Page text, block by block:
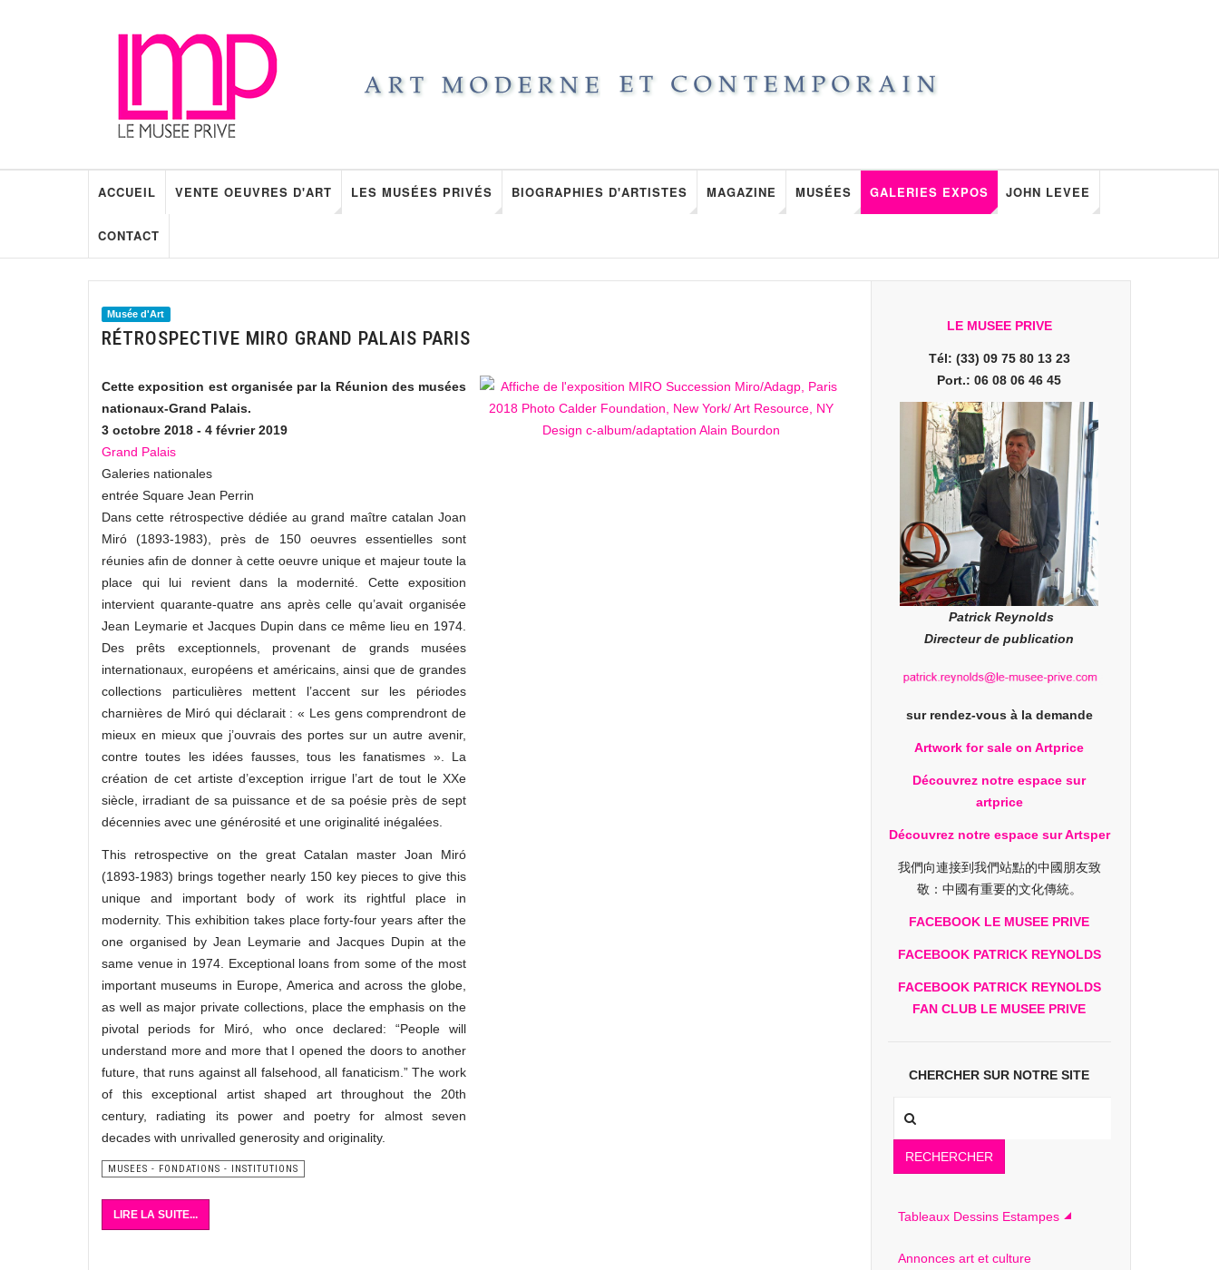
ACCUEIL VENTE OEUVRES D'ART LES MUSÉES PRIVÉS BIOGRAPHIES D'ARTISTES MAGAZINE MUSÉES GALERIES EXPOS JOHN LEVEE
CONTACT
Musée d'Art
RÉTROSPECTIVE MIRO GRAND PALAIS PARIS
Cette exposition est organisée par la Réunion des musées
nationaux-Grand Palais.
3 octobre 2018 - 4 février 2019
Grand Palais
Galeries nationales
entrée Square Jean Perrin
Dans cette rétrospective dédiée au grand maître catalan Joan
Miró (1893-1983), près de 150 oeuvres essentielles sont
réunies afin de donner à cette oeuvre unique et majeur toute la
place qui lui revient dans la modernité. Cette exposition
intervient quarante-quatre ans après celle qu’avait organisée
Jean Leymarie et Jacques Dupin dans ce même lieu en 1974.
Des prêts exceptionnels, provenant de grands musées
internationaux, européens et américains, ainsi que de grandes
collections particulières mettent l’accent sur les périodes
charnières de Miró qui déclarait : « Les gens comprendront de
mieux en mieux que j’ouvrais des portes sur un autre avenir,
contre toutes les idées fausses, tous les fanatismes ». La
création de cet artiste d’exception irrigue l’art de tout le XXe
siècle, irradiant de sa puissance et de sa poésie près de sept
décennies avec une générosité et une originalité inégalées.
This retrospective on the great Catalan master Joan Miró
(1893-1983) brings together nearly 150 key pieces to give this
unique and important body of work its rightful place in
modernity. This exhibition takes place forty-four years after the
one organised by Jean Leymarie and Jacques Dupin at the
same venue in 1974. Exceptional loans from some of the most
important museums in Europe, America and across the globe,
as well as major private collections, place the emphasis on the
pivotal periods for Miró, who once declared: “People will
understand more and more that I opened the doors to another
future, that runs against all falsehood, all fanaticism.” The work
of this exceptional artist shaped art throughout the 20th
century, radiating its power and poetry for almost seven
decades with unrivalled generosity and originality.
MUSEES - FONDATIONS - INSTITUTIONS
LIRE LA SUITE...
LE MUSEE PRIVE
Tél: (33) 09 75 80 13 23
Port.: 06 08 06 46 45
Patrick Reynolds
Directeur de publication
sur rendez-vous à la demande
Artwork for sale on Artprice
Découvrez notre espace sur
artprice
Découvrez notre espace sur Artsper
我們向連接到我們站點的中國朋友致
敬：中國有重要的文化傳統。
FACEBOOK LE MUSEE PRIVE
FACEBOOK PATRICK REYNOLDS
FACEBOOK PATRICK REYNOLDS
FAN CLUB LE MUSEE PRIVE
CHERCHER SUR NOTRE SITE
RECHERCHER
Tableaux Dessins Estampes
Annonces art et culture